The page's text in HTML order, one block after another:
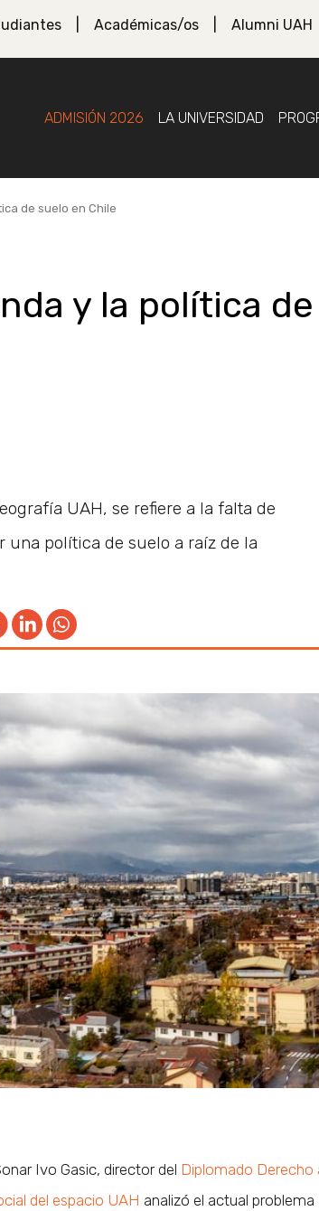
Académicas/os Alumni UAH
ADMISIÓN 2026 LA UNIVERSIDAD
de suelo en Chile
y la política de
UAH, se refiere a la falta de
una política de suelo a raíz de la
Ivo Gasic, director del Diplomado Derecho
del espacio UAH analizó el actual problema